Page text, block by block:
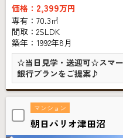
価格： 2,399万円
専有：70.3㎡
間取：2SLDK
築年：1992年8月
☆当日見学・送迎可☆スマ
銀行プランをご提案♪
マンション
朝日パリオ津田沼